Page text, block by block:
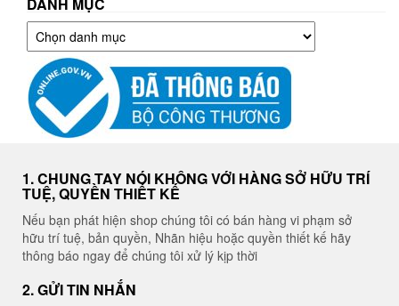
Danh
mục
1. CHUNG TAY NÓI KHÔNG VỚI HÀNG SỞ HỮU TRÍ
TUỆ, QUYỀN THIẾT KẾ
Nếu bạn phát hiện shop chúng tôi có bán hàng vi phạm sở
hữu trí tuệ, bản quyền, Nhãn hiệu hoặc quyền thiết kế hãy
thông báo ngay để chúng tôi xử lý kịp thời
2. GỬI TIN NHẮN